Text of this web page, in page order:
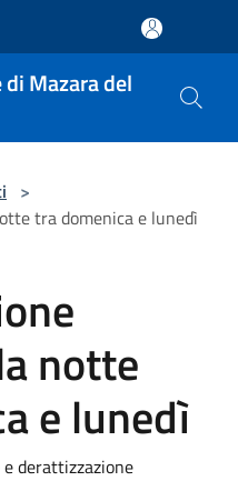
Mazara del
>
tra domenica e lunedì
notte
e lunedì
derattizzazione